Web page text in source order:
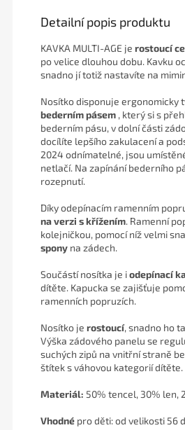
Detailní popis produktu
KAVKA MULTI-AGE je rostoucí
po velice dlouhou dobu. Kavku
snadno jí totiž nastavíte na
Nosítko disponuje ergonomicky
bederním pásem , který si s
bederním pásu, v dolní části
docílíte lepšího zakulacení a
2024 odnímatelné, jsou
netlačí. Na zapínání bederního
rozepnutí.
Díky odepínacím ramenním
na verzi s křížením. Ramenní
kolejničkou, pomocí níž velmi
spony na zádech.
Součástí nosítka je iodepínací
dítěte. Kapucka se zajišťuje
ramenních popruzích.
Nosítko je rostoucí, snadno ho
Výška zádového panelu se
suchých zipů na vnitřní straně
štítek s váhovou kategorií dítěte.
Materiál: 50% tencel, 30% len,
Vhodné pro děti: od velikosti 56